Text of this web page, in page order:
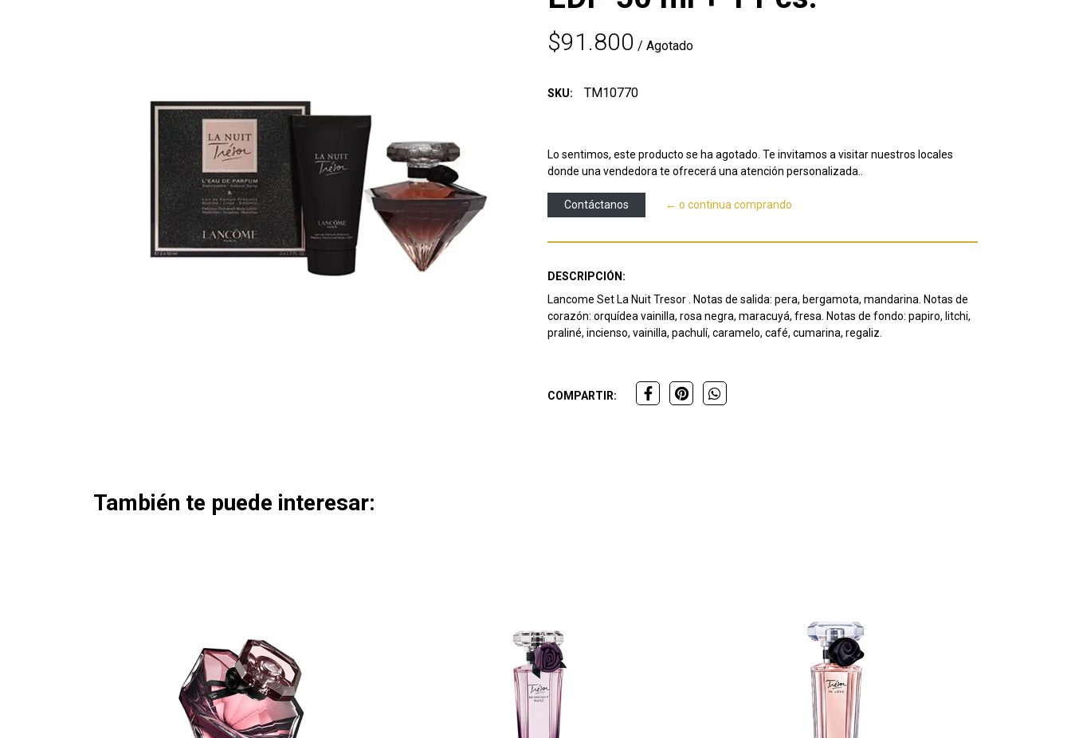
$91.800 / Agotado
SKU: TM10770
Lo sentimos, este producto se ha agotado. Te invitamos a visitar nuestros locales
donde una vendedora te ofrecerá una atención personalizada..
Contáctanos ← o continua comprando
DESCRIPCIÓN:
Lancome Set La Nuit Tresor . Notas de salida: pera, bergamota, mandarina. Notas de
corazón: orquídea vainilla, rosa negra, maracuyá, fresa. Notas de fondo: papiro, litchi,
praliné, incienso, vainilla, pachulí, caramelo, café, cumarina, regaliz.
COMPARTIR:
También te puede interesar: